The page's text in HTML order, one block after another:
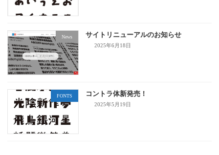
News サイトリニューアルのお知らせ
2025年6月18日
FONTS コントラ体新発売！
2025年5月19日